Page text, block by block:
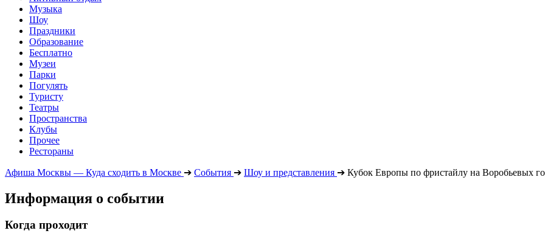
Музыка
Шоу
Праздники
Образование
Бесплатно
Музеи
Парки
Погулять
Туристу
Театры
Пространства
Клубы
Прочее
Рестораны
Афиша Москвы — Куда сходить в Москве ➔ События ➔ Шоу и представления ➔ Кубок Европы по фристайлу на Воробьевых
Информация о событии
Когда проходит